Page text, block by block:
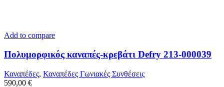
Add to compare
Πολυμορφικός καναπές-κρεβάτι Defry 213-000039
Καναπέδες, Καναπέδες Γωνιακές Συνθέσεις
590,00 €